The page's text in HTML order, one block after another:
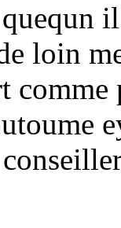
loin
comme